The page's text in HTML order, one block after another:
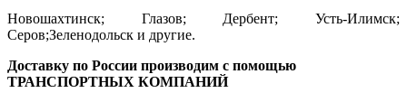
Новошахтинск; Глазов; Дербент; Усть-Илимск;
Серов;Зеленодольск и другие.
Доставку по России производим с помощью
ТРАНСПОРТНЫХ КОМПАНИЙ